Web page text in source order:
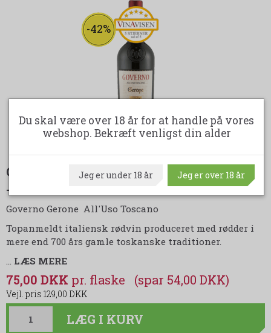
-42%
GOVERNO GERONE - ALL'USO - TOSCANO
- 5 STJERNER VINAVISEN.DK
Governo Gerone All'Uso Toscano
Topanmeldt italiensk rødvin produceret med rødder i
mere end 700 års gamle toskanske traditioner.
LÆS MERE
75,00 DKK
129,00 DKK
(spar 54,00 DKK)
LÆG I KURV
Du skal være over 18 år for at handle på vores
webshop. Bekræft venligst din alder
Jeg er under 18 år Jeg er over 18 år